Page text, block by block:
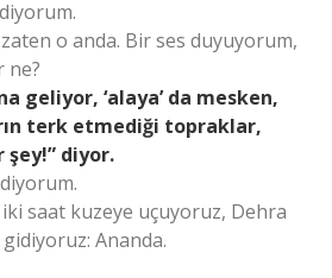
o anda. Bir ses duyuyorum,
ne?
geliyor, ‘alaya’ da mesken,
terk etmediği topraklar,
diyor.
saat kuzeye uçuyoruz, Dehra
gidiyoruz: Ananda.